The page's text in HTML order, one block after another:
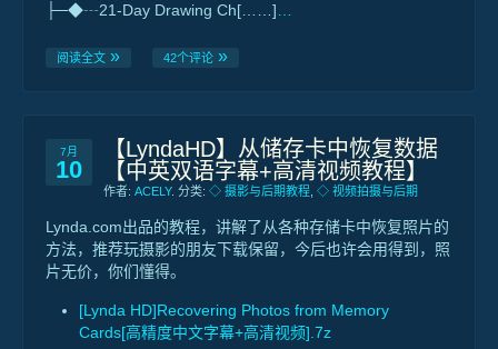
├─◆┄21-Day Drawing Ch[……]
阅读全文 42个评论
7月
10
【LyndaHD】从储存卡中恢复数据
【中英双语字幕+高清视频教程】
作者: ACELY. 分类: ◇ 摄影与后期教程 ◇ 视频拍摄与后期
Lynda.com出品的教程，讲解了从各种存储卡中恢复照片的
方法，推荐玩摄影的朋友下载保留，今后也许会用得到，照
片无价，你们懂得。
[Lynda HD]Recovering Photos from Memory
Cards[高精度中文字幕+高清视频].7z